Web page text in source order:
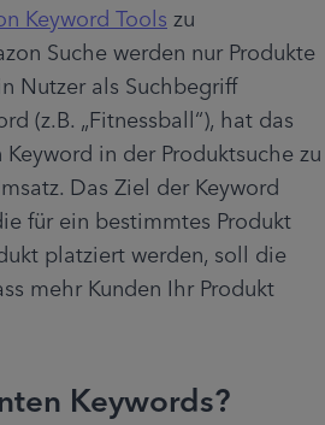
Keyword Tools zu
Suche werden nur Produkte
Nutzer als Suchbegriff
(z.B. „Fitnessball“), hat das
in der Produktsuche zu
Das Ziel der Keyword
für ein bestimmtes Produkt
platziert werden, soll die
mehr Kunden Ihr Produkt
Keywords?